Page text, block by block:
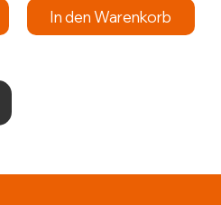
In den Warenkorb